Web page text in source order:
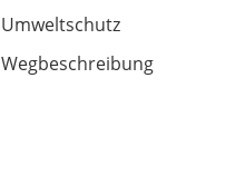
Umweltschutz
Wegbeschreibung